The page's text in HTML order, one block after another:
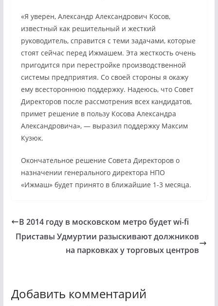
«Я уверен, Александр Александрович Косов,
известный как решительный и жесткий
руководитель, справится с теми задачами, которые
стоят сейчас перед Ижмашем. Эта жесткость очень
пригодится при перестройке производственной
системы предприятия. Со своей стороны я окажу
ему всестороннюю поддержку. Надеюсь, что Совет
Директоров после рассмотрения всех кандидатов,
примет решение в пользу Косова Александра
Александровича», — выразил поддержку Максим
Кузюк.
Окончательное решение Совета Директоров о
назначении генерального директора НПО
«Ижмаш» будет принято в ближайшие 1-3 месяца.
В 2014 году в московском метро будет wi-fi
Приставы Удмуртии разыскивают должников
на парковках у торговых центров
Добавить комментарий